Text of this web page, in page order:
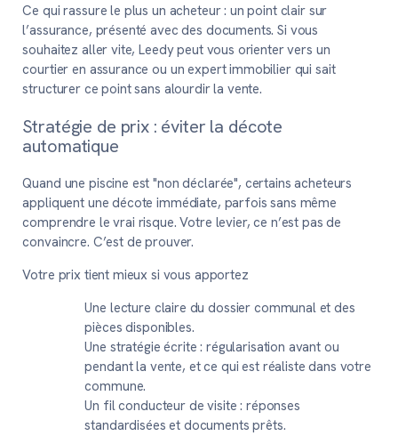
Ce qui rassure le plus un acheteur : un point clair sur
l’assurance, présenté avec des documents. Si vous
souhaitez aller vite, Leedy peut vous orienter vers un
courtier en assurance ou un expert immobilier qui sait
structurer ce point sans alourdir la vente.
Stratégie de prix : éviter la décote
automatique
Quand une piscine est "non déclarée", certains acheteurs
appliquent une décote immédiate, parfois sans même
comprendre le vrai risque. Votre levier, ce n’est pas de
convaincre. C’est de prouver.
Votre prix tient mieux si vous apportez
Une lecture claire du dossier communal et des
pièces disponibles.
Une stratégie écrite : régularisation avant ou
pendant la vente, et ce qui est réaliste dans votre
commune.
Un fil conducteur de visite : réponses
standardisées et documents prêts.